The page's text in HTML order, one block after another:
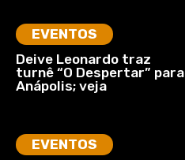
EVENTOS
Deive Leonardo traz
turnê “O Despertar” para
Anápolis; veja
EVENTOS